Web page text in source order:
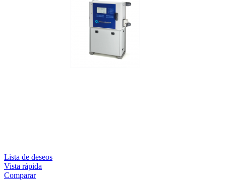
Lista de deseos
Vista rápida
Comparar